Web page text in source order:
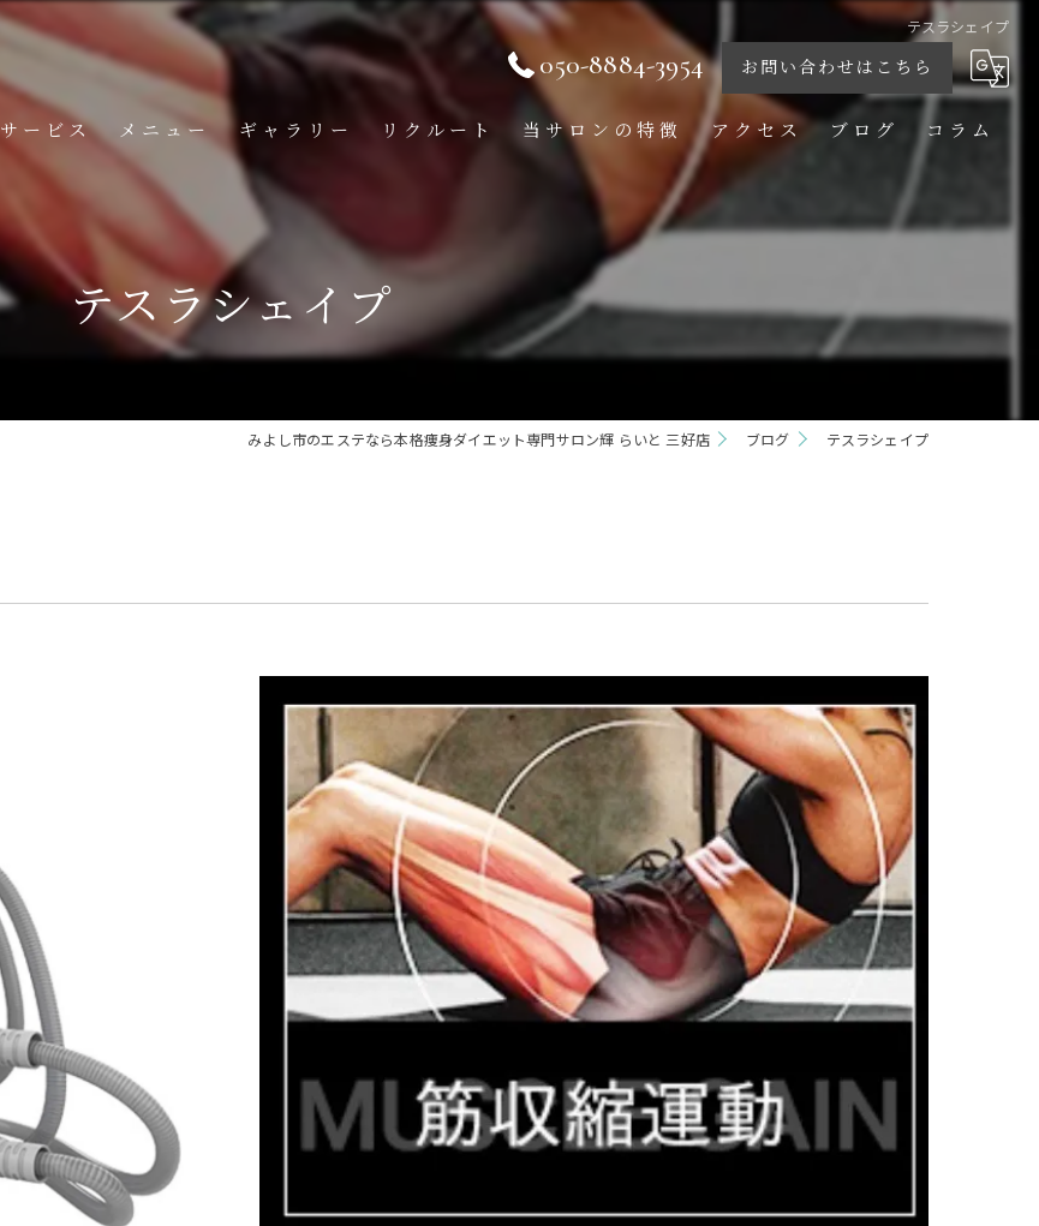
テスラシェイプ
050-8884-3954 お問い合わせはこちら
サービス メニュー ギャラリー リクルート 当サロンの特徴
ダイエット
ボディ
ブライダル
アクセス ブログ コラム
テスラシェイプ
みよし市のエステなら本格痩身ダイエット専門サロン輝 らいと 三好店 ブログ テスラシェイプ